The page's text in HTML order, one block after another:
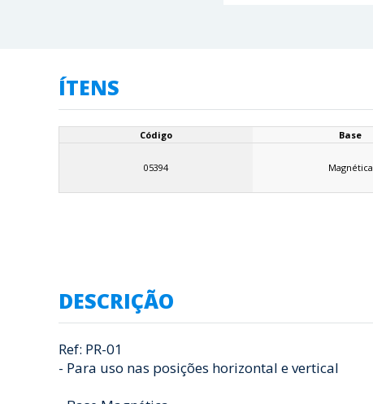
ÍTENS
Código Base
05394 Magnética
DESCRIÇÃO
Ref: PR-01
- Para uso nas posições horizontal e vertical